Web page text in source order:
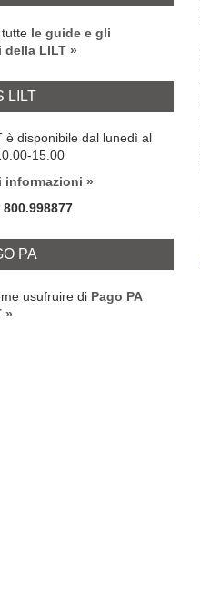
le guide e gli
della LILT
LILT
è disponibile dal lunedì al
15.00
informazioni
800.998877
PA
usufruire di Pago PA